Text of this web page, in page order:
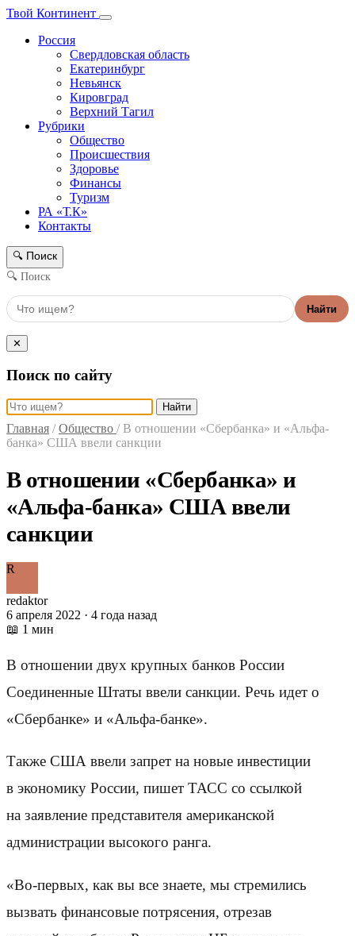
Твой Континент
Россия
Свердловская область
Екатеринбург
Невьянск
Кировград
Верхний Тагил
Рубрики
Общество
Происшествия
Здоровье
Финансы
Туризм
РА «Т.К»
Контакты
🔍 Поиск
🔍 Поиск
Найти
✕
Поиск по сайту
Найти
Главная / Общество / В отношении «Сбербанка» и «Альфа-
банка» США ввели санкции
В отношении «Сбербанка» и
«Альфа-банка» США ввели
санкции
R
redaktor
6 апреля 2022 · 4 года назад
📖 1 мин
В отношении двух крупных банков России
Соединенные Штаты ввели санкции. Речь идет о
«Сбербанке» и «Альфа-банке».
Также США ввели запрет на новые инвестиции
в экономику России, пишет ТАСС со ссылкой
на заявление представителя американской
администрации высокого ранга.
«Во-первых, как вы все знаете, мы стремились
вызвать финансовые потрясения, отрезав